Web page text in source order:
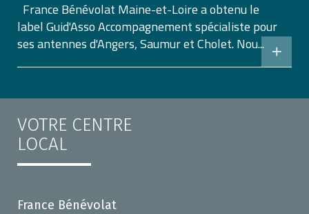
France Bénévolat Maine-et-Loire a obtenu le
label Guid'Asso Accompagnement spécialiste pour
ses antennes d'Angers, Saumur et Cholet. Nou...
VOTRE CENTRE
LOCAL
France Bénévolat